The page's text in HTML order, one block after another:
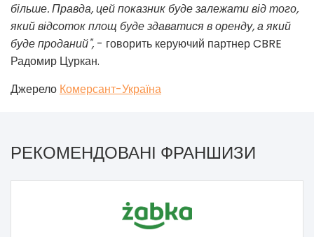
більше. Правда, цей показник буде залежати від того,
який відсоток площ буде здаватися в оренду, а який
буде проданий", - говорить керуючий партнер CBRE
Радомир Цуркан.
Джерело Комерсант-Україна
РЕКОМЕНДОВАНІ ФРАНШИЗИ